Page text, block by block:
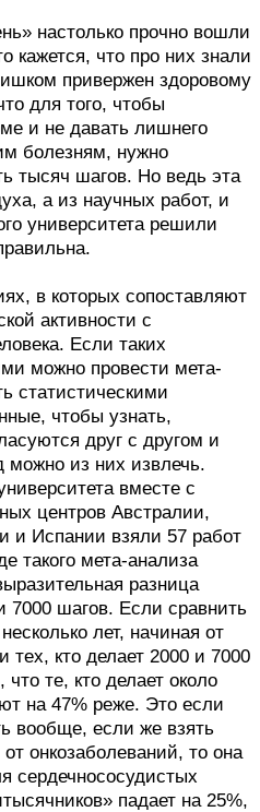
настолько прочно вошли
кажется, что про них знали
привержен здоровому
для того, чтобы
и не давать лишнего
болезням, нужно
тысяч шагов. Но ведь эта
а из научных работ, и
университета решили
в которых сопоставляют
активности с
Если таких
можно провести мета-
статистическими
чтобы узнать,
друг с другом и
из них извлечь.
вместе с
центров Австралии,
и Испании взяли 57 работ
такого мета-анализа
разница
7000 шагов. Если сравнить
лет, начиная от
кто делает 2000 и 7000
те, кто делает около
на 47% реже. Это если
вообще, если же взять
онкозаболеваний, то она
сердечнососудистых
падает на 25%,